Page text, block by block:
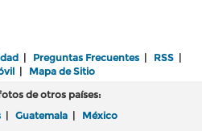
| Preguntas Frecuentes | RSS |
| Mapa de Sitio
de otros países:
| Guatemala | México